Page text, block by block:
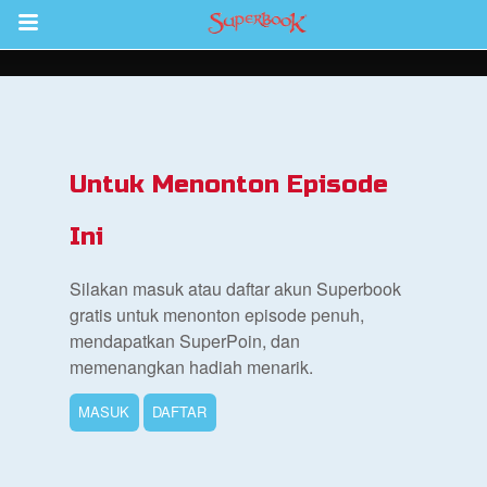
Return to Content
Alkitab untuk Anak
Untuk Menonton Episode
Ini
Silakan masuk atau daftar akun Superbook
gratis untuk menonton episode penuh,
mendapatkan SuperPoin, dan
memenangkan hadiah menarik.
MASUK DAFTAR